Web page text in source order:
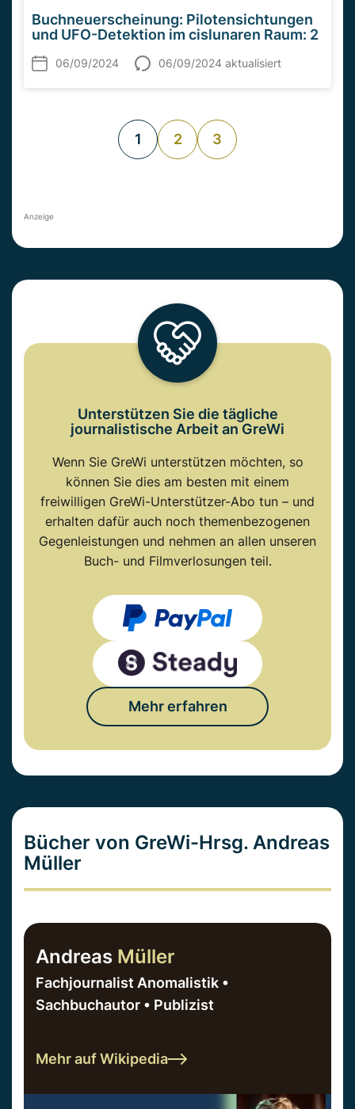
Buchneuerscheinung: Pilotensichtungen
und UFO-Detektion im cislunaren Raum: 2
06/09/2024 06/09/2024 aktualisiert
1 2 3
Anzeige
Unterstützen Sie die tägliche
journalistische Arbeit an GreWi
Wenn Sie GreWi unterstützen möchten, so
können Sie dies am besten mit einem
freiwilligen GreWi-Unterstützer-Abo tun – und
erhalten dafür auch noch themenbezogenen
Gegenleistungen und nehmen an allen unseren
Buch- und Filmverlosungen teil.
Mehr erfahren
Bücher von GreWi-Hrsg. Andreas
Müller
Andreas Müller
Fachjournalist Anomalistik •
Sachbuchautor • Publizist
Mehr auf Wikipedia